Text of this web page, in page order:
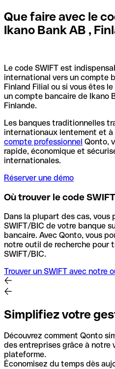
Que faire avec le
Ikano Bank AB ,
Le code SWIFT est
international vers un compte
Finland Filial ou si vous êtes
un compte bancaire de Ikano
Finlande.
Les banques traditionnelles
internationaux lentement et à
compte professionnel Qonto,
rapide, économique et
internationales.
Réserver une démo
Où trouver le code
Dans la plupart des cas, vous
SWIFT/BIC de votre banque
bancaire. Avec Qonto, vous
notre outil de recherche pour
SWIFT/BIC.
Trouver un SWIFT avec notre
Simplifiez votre
Découvrez comment Qonto
des entreprises grâce à notre
plateforme.
Économisez du temps dès